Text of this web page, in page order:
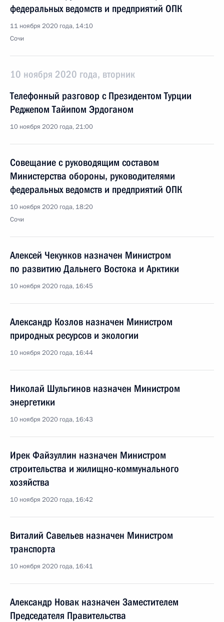
федеральных ведомств и предприятий ОПК
11 ноября 2020 года, 14:10
Сочи
10 ноября 2020 года, вторник
Телефонный разговор с Президентом Турции
Реджепом Тайипом Эрдоганом
10 ноября 2020 года, 21:00
Совещание с руководящим составом
Министерства обороны, руководителями
федеральных ведомств и предприятий ОПК
10 ноября 2020 года, 18:20
Сочи
Алексей Чекунков назначен Министром
по развитию Дальнего Востока и Арктики
10 ноября 2020 года, 16:45
Александр Козлов назначен Министром
природных ресурсов и экологии
10 ноября 2020 года, 16:44
Николай Шульгинов назначен Министром
энергетики
10 ноября 2020 года, 16:43
Ирек Файзуллин назначен Министром
строительства и жилищно-коммунального
хозяйства
10 ноября 2020 года, 16:42
Виталий Савельев назначен Министром
транспорта
10 ноября 2020 года, 16:41
Александр Новак назначен Заместителем
Председателя Правительства